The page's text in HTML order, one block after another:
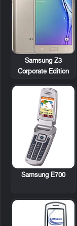
Samsung Z3
Corporate Edition
Samsung E700